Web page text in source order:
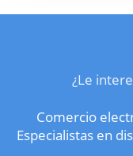
¿Le
Comercio
Especialistas en